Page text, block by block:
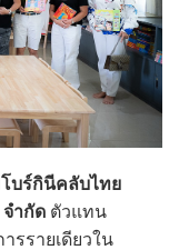
บร์กินีคลับไทย
จำกัด ตัวแทน
รรายเดียวใน